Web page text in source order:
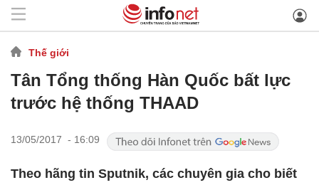
Thế giới
Tân Tổng thống Hàn Quốc bất lực
trước hệ thống THAAD
13/05/2017 - 16:09
Theo hãng tin Sputnik, các chuyên gia cho biết